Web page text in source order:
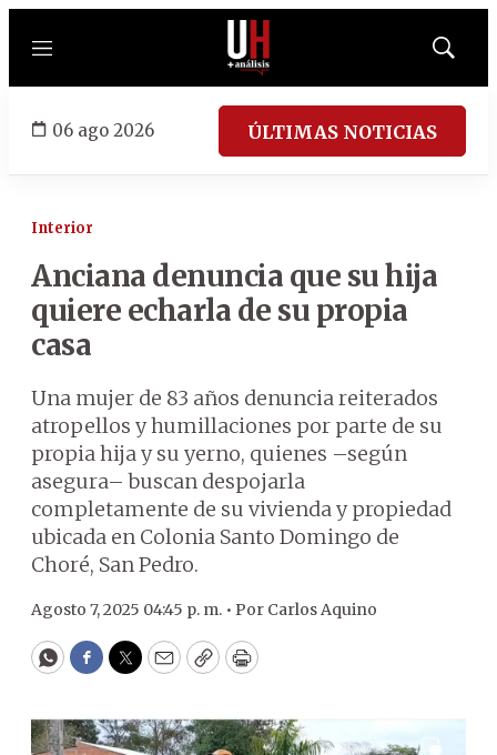
Menú
Mostrar
06 ago 2026 ÚLTIMAS NOTICIAS
Interior
Anciana denuncia que su hija
quiere echarla de su propia
casa
Una mujer de 83 años denuncia reiterados
atropellos y humillaciones por parte de su
propia hija y su yerno, quienes –según
asegura– buscan despojarla
completamente de su vivienda y propiedad
ubicada en Colonia Santo Domingo de
Choré, San Pedro.
Agosto 7, 2025 04:45 p. m. • Por Carlos Aquino
WhatsApp
Facebook
Twitter
EmailCopyPrint